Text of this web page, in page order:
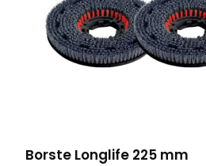
Borste Longlife 225 mm